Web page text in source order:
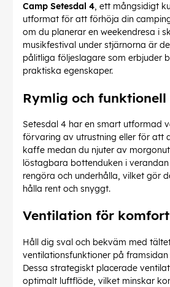
Camp Setesdal 4, ett mångsidigt
utformat för att förhöja din
om du planerar en weekendresa i
musikfestival under stjärnorna är
pålitliga följeslagare som erbjuder
praktiska egenskaper.
Rymlig och funktionell
Setesdal 4 har en smart utformad
förvaring av utrustning eller för att
kaffe medan du njuter av
löstagbara bottenduken i
rengöra och underhålla, vilket gör
hålla rent och snyggt.
Ventilation för komfort
Håll dig sval och bekväm med
ventilationsfunktioner på
Dessa strategiskt placerade
optimalt luftflöde, vilket minskar